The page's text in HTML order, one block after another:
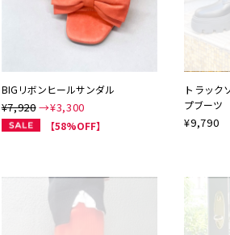
BIGリボンヒールサンダル
¥7,920→¥3,300
【58%OFF】
トラック
プブーツ
¥9,790